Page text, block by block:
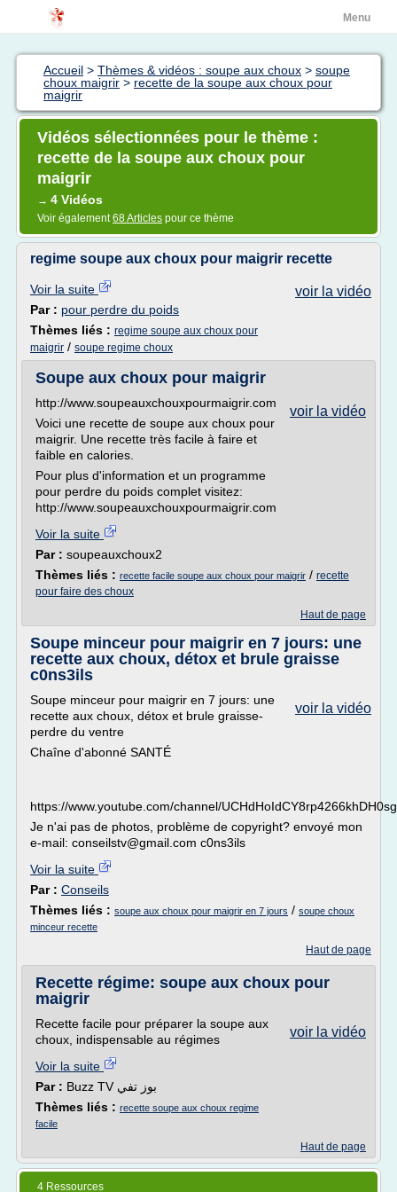
Menu
Accueil > Thèmes & vidéos : soupe aux choux > soupe
choux maigrir > recette de la soupe aux choux pour
maigrir
Vidéos sélectionnées pour le thème :
recette de la soupe aux choux pour
maigrir
→ 4 Vidéos
Voir également68 Articles pour ce thème
regime soupe aux choux pour maigrir recette
voir la vidéo
Voir la suite
Par : pour perdre du poids
Thèmes liés : regime soupe aux choux pour
maigrir / soupe regime choux
Soupe aux choux pour maigrir
voir la vidéo
http://www.soupeauxchouxpourmaigrir.com
Voici une recette de soupe aux choux pour
maigrir. Une recette très facile à faire et
faible en calories.
Pour plus d'information et un programme
pour perdre du poids complet visitez:
http://www.soupeauxchouxpourmaigrir.com
Voir la suite
Par : soupeauxchoux2
Thèmes liés : recette facile soupe aux choux pour maigrir / recette
pour faire des choux
Haut de page
Soupe minceur pour maigrir en 7 jours: une
recette aux choux, détox et brule graisse
c0ns3ils
voir la vidéo
Soupe minceur pour maigrir en 7 jours: une
recette aux choux, détox et brule graisse-
perdre du ventre
Chaîne d'abonné SANTÉ
https://www.youtube.com/channel/UCHdHoIdCY8rp4266khDH0sg
Je n'ai pas de photos, problème de copyright? envoyé mon
e-mail: conseilstv@gmail.com c0ns3ils
Voir la suite
Par : Conseils
Thèmes liés : soupe aux choux pour maigrir en 7 jours / soupe choux
minceur recette
Haut de page
Recette régime: soupe aux choux pour
maigrir
voir la vidéo
Recette facile pour préparer la soupe aux
choux, indispensable au régimes
Voir la suite
Par :
Buzz TV بوز تفي
Thèmes liés : recette soupe aux choux regime
facile
Haut de page
4 Ressources